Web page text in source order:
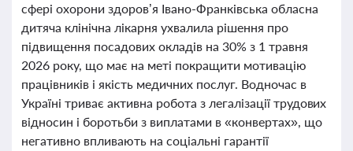
сфері охорони здоров’я Івано-Франківська обласна
дитяча клінічна лікарня ухвалила рішення про
підвищення посадових окладів на 30% з 1 травня
2026 року, що має на меті покращити мотивацію
працівників і якість медичних послуг. Водночас в
Україні триває активна робота з легалізації трудових
відносин і боротьби з виплатами в «конвертах», що
негативно впливають на соціальні гарантії